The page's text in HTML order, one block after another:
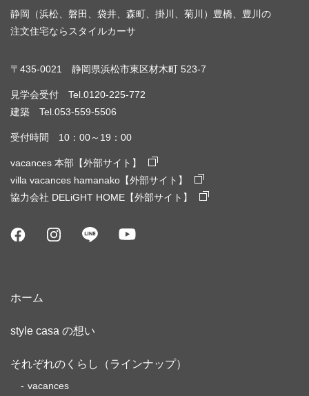
静岡（浜松、磐田、袋井、森町、掛川、菊川）豊橋、豊川の
注文住宅ならスタイルカーサ
〒435-0021 静岡県浜松市東区材木町 523-7
見学会受付 Tel.0120-225-772
建築 Tel.053-559-5506
受付時間 10：00～19：00
vacances 本部【外部サイト】
villa vacances hamanako【外部サイト】
協力会社 DELiGHT HOME【外部サイト】
ホーム
style casa の想い
それぞれのくらし（ラインナップ）
vacances